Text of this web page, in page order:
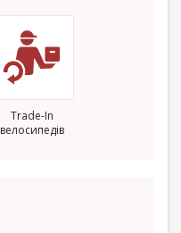
Trade-In
велосипедів